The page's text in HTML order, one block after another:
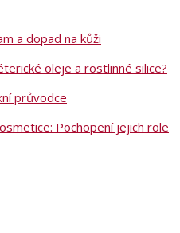
a dopad na kůži
oleje a rostlinné silice?
průvodce
Pochopení jejich role